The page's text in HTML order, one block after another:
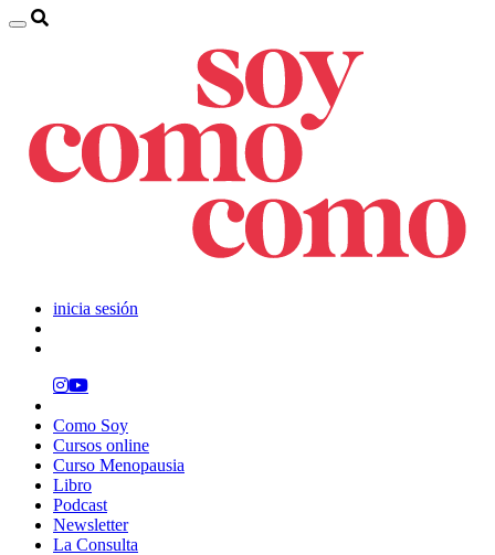
inicia sesión
Como Soy
Cursos online
Curso Menopausia
Libro
Podcast
Newsletter
La Consulta